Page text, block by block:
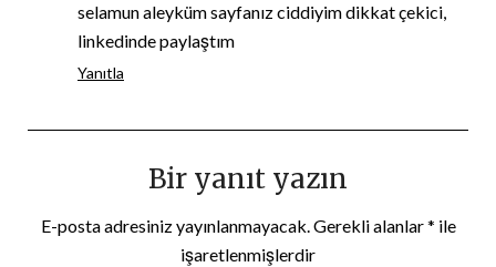
selamun aleyküm sayfanız ciddiyim dikkat çekici,
linkedinde paylaştım
Yanıtla
Bir yanıt yazın
E-posta adresiniz yayınlanmayacak.Gerekli alanlar* ile
işaretlenmişlerdir